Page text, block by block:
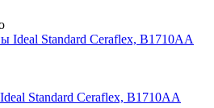
Standard Ceraflex, B1710AA